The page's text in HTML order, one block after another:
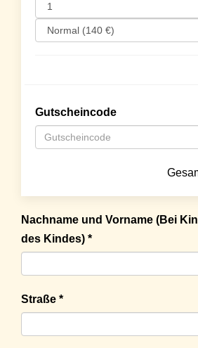
Gutscheincode
Nachname und Vorname (Bei
des Kindes) *
Straße *